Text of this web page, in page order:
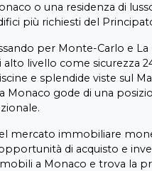
o una residenza di
più richiesti del
per Monte-Carlo e
livello come sicurezza
e splendide viste sul
Monaco gode di una
mercato immobiliare
di acquisto e
a Monaco e trova la